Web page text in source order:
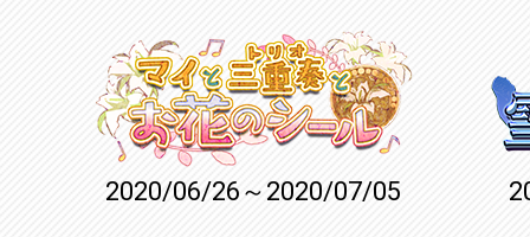
2020/06/26～2020/07/05